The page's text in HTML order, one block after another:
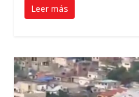
Leer más